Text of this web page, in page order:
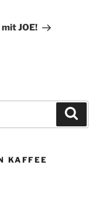
JOE!
KAFFEE